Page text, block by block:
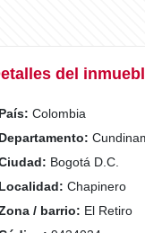
del
Colombia
Bogotá D.C.
Chapinero
/ barrio: El Retiro